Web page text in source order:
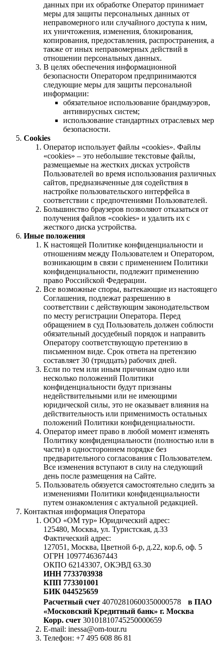
данных при их обработке Оператор принимает
меры для защиты персональных данных от
неправомерного или случайного доступа к ним,
их уничтожения, изменения, блокирования,
копирования, предоставления, распространения, а
также от иных неправомерных действий в
отношении персональных данных.
В целях обеспечения информационной
безопасности Оператором предпринимаются
следующие меры для защиты персональной
информации:
обязательное использование брандмауэров,
антивирусных систем;
использование стандартных отраслевых мер
безопасности.
Cookies
Оператор использует файлы «cookies». Файлы
«cookies» – это небольшие текстовые файлы,
размещаемые на жестких дисках устройств
Пользователей во время использования различных
сайтов, предназначенные для содействия в
настройке пользовательского интерфейса в
соответствии с предпочтениями Пользователей.
Большинство браузеров позволяют отказаться от
получения файлов «cookies» и удалить их с
жесткого диска устройства.
Иные положения
К настоящей Политике конфиденциальности и
отношениям между Пользователем и Оператором,
возникающим в связи с применением Политики
конфиденциальности, подлежит применению
право Российской Федерации.
Все возможные споры, вытекающие из настоящего
Соглашения, подлежат разрешению в
соответствии с действующим законодательством
по месту регистрации Оператора. Перед
обращением в суд Пользователь должен соблюсти
обязательный досудебный порядок и направить
Оператору соответствующую претензию в
письменном виде. Срок ответа на претензию
составляет 30 (тридцать) рабочих дней.
Если по тем или иным причинам одно или
несколько положений Политики
конфиденциальности будут признаны
недействительными или не имеющими
юридической силы, это не оказывает влияния на
действительность или применимость остальных
положений Политики конфиденциальности.
Оператор имеет право в любой момент изменять
Политику конфиденциальности (полностью или в
части) в одностороннем порядке без
предварительного согласования с Пользователем.
Все изменения вступают в силу на следующий
день после размещения на Сайте.
Пользователь обязуется самостоятельно следить за
изменениями Политики конфиденциальности
путем ознакомления с актуальной редакцией.
Контактная информация Оператора
ООО «ОМ тур» Юридический адрес:
125480, Москва, ул. Туристская, д.33
Фактический адрес:
127051, Москва, Цветной б-р, д.22, кор.6, оф. 5
ОГРН 1097746367443
ОКПО 62143307, ОКЭВД 63.30
ИНН 7733703938
КПП 773301001
БИК 044525659
Расчетный счет 40702810600350000578 в ПАО
«Московский Кредитный банк» г. Москва
Корр. счет 30101810745250000659
E-mail: inessa@om-tour.ru
Телефон: +7 495 608 86 81